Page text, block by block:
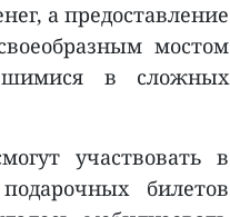
а предоставление
мостом
в сложных
участвовать в
билетов